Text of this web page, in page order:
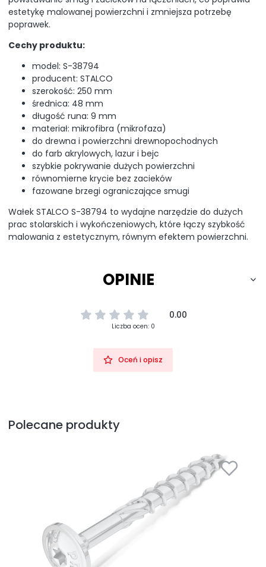
estetykę malowanej powierzchni i zmniejsza potrzebę
poprawek.
Cechy produktu:
model: S-38794
producent: STALCO
szerokość: 250 mm
średnica: 48 mm
długość runa: 9 mm
materiał: mikrofibra (mikrofaza)
do drewna i powierzchni drewnopochodnych
do farb akrylowych, lazur i bejc
szybkie pokrywanie dużych powierzchni
równomierne krycie bez zacieków
fazowane brzegi ograniczające smugi
Wałek STALCO S-38794 to wydajne narzędzie do dużych
prac stolarskich i wykończeniowych, które łączy szybkość
malowania z estetycznym, równym efektem powierzchni.
OPINIE
0.00
Liczba ocen: 0
Oceń i opisz
Polecane produkty